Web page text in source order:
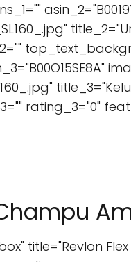
rating_3="0"
title="Revlon